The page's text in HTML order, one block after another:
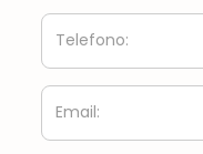
Telefono:
Email: